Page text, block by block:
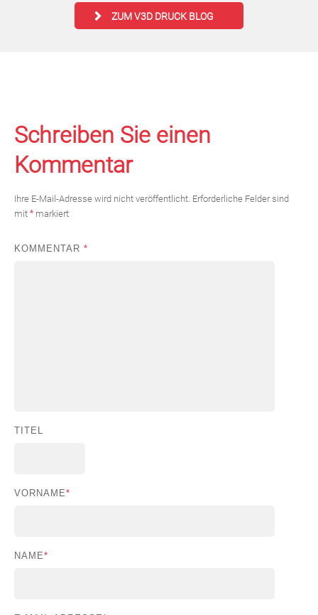
ZUM V3D DRUCK BLOG
Schreiben Sie einen
Kommentar
Ihre E-Mail-Adresse wird nicht veröffentlicht. Erforderliche Felder sind
mit * markiert
KOMMENTAR *
TITEL
VORNAME*
NAME*